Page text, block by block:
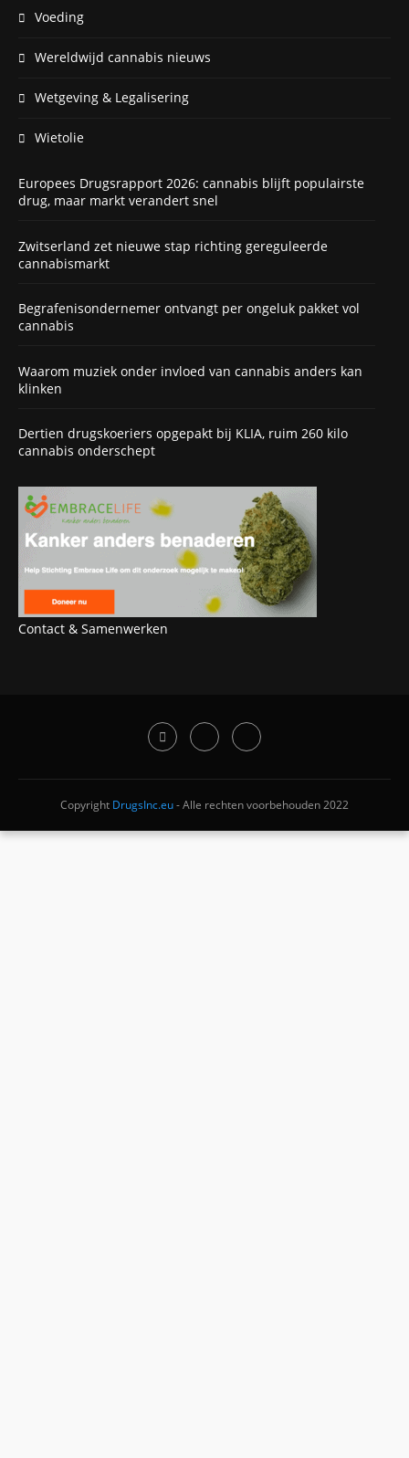
Voeding
Wereldwijd cannabis nieuws
Wetgeving & Legalisering
Wietolie
Europees Drugsrapport 2026: cannabis blijft populairste
drug, maar markt verandert snel
Zwitserland zet nieuwe stap richting gereguleerde
cannabismarkt
Begrafenisondernemer ontvangt per ongeluk pakket vol
cannabis
Waarom muziek onder invloed van cannabis anders kan
klinken
Dertien drugskoeriers opgepakt bij KLIA, ruim 260 kilo
cannabis onderschept
Contact & Samenwerken
Copyright DrugsInc.eu- Alle rechten voorbehouden 2022